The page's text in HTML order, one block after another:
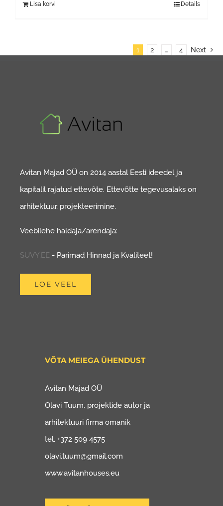
Lisa korvi Details
1 2 … 4 Next
Avitan Majad OÜ on 2014 aastal Eesti ideedel ja
kapitalil rajatud ettevõte. Ettevõtte tegevusalaks on
arhitektuur, projekteerimine.
Veebilehe haldaja/arendaja:
SUVY.EE - Parimad Hinnad ja Kvaliteet!
LOE VEEL
VÕTA MEIEGA ÜHENDUST
Avitan Majad OÜ
Olavi Tuum, projektide autor ja
arhitektuuri firma omanik
tel. +372 509 4575
olavi.tuum@gmail.com
www.avitanhouses.eu